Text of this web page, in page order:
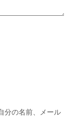
分の名前、メール